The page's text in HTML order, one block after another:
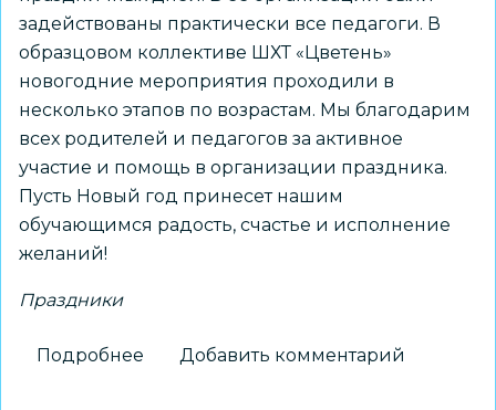
задействованы практически все педагоги. В
образцовом коллективе ШХТ «Цветень»
новогодние мероприятия проходили в
несколько этапов по возрастам. Мы благодарим
всех родителей и педагогов за активное
участие и помощь в организации праздника.
Пусть Новый год принесет нашим
обучающимся радость, счастье и исполнение
желаний!
Праздники
Подробнее Добавить комментарий